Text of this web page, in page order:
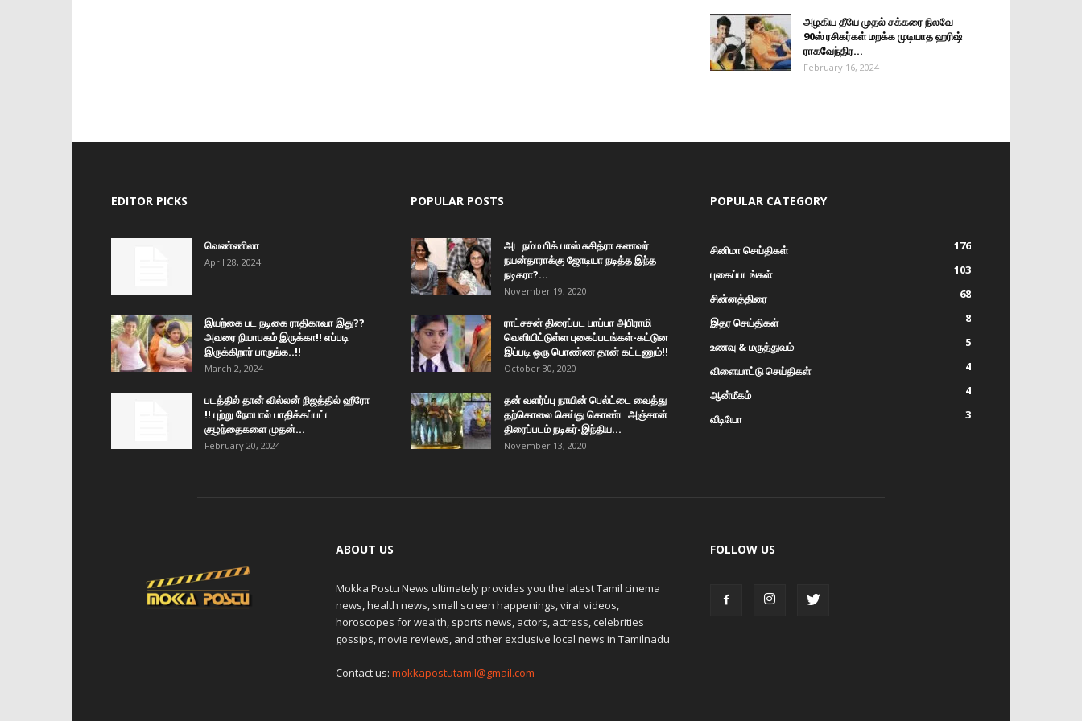
அழகிய தீயே முதல் சக்கரை நிலவே
90ஸ் ரசிகர்கள் மறக்க முடியாத ஹரிஷ்
ராகவேந்திர...
February 16, 2024
EDITOR PICKS
வெண்ணிலா
April 28, 2024
இயற்கை பட நடிகை ராதிகாவா இது??
அவரை நியாபகம் இருக்கா!! எப்படி
இருக்கிறார் பாருங்க..!!
March 2, 2024
படத்தில் தான் வில்லன் நிஜத்தில் ஹீரோ
!! புற்று நோயால் பாதிக்கப்பட்ட
குழந்தைகளை முதன்...
February 20, 2024
POPULAR POSTS
அட நம்ம பிக் பாஸ் சுசித்ரா கணவர்
நயன்தாராக்கு ஜோடியா நடித்த இந்த
நடிகரா?...
November 19, 2020
ராட்சசன் திரைப்பட பாப்பா அபிராமி
வெளியிட்டுள்ள புகைப்படங்கள்-கட்டுன
இப்படி ஒரு பொண்ண தான் கட்டணும்!!
October 30, 2020
தன் வளர்ப்பு நாயின் பெல்ட்டை வைத்து
தற்கொலை செய்து கொண்ட அஞ்சான்
திரைப்படம் நடிகர்-இந்திய...
November 13, 2020
POPULAR CATEGORY
சினிமா செய்திகள்
176
புகைப்படங்கள்
103
சின்னத்திரை
68
இதர செய்திகள்
8
உணவு & மருத்துவம்
5
விளையாட்டு செய்திகள்
4
ஆன்மீகம்
4
வீடியோ
3
ABOUT US
Mokka Postu News ultimately provides you the latest Tamil cinema
news, health news, small screen happenings, viral videos,
horoscopes for wealth, sports news, actors, actress, celebrities
gossips, movie reviews, and other exclusive local news in Tamilnadu
Contact us: mokkapostutamil@gmail.com
FOLLOW US